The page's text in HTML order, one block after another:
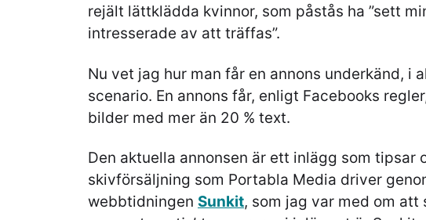
rejält lättklädda kvinnor, som påstås ha ”sett
intresserade av att träffas”.
Nu vet jag hur man får en annons underkänd, i
scenario. En annons får, enligt Facebooks
bilder med mer än 20 % text.
Den aktuella annonsen är ett inlägg som tipsar
skivförsäljning som Portabla Media driver
webbtidningen Sunkit, som jag var med om att